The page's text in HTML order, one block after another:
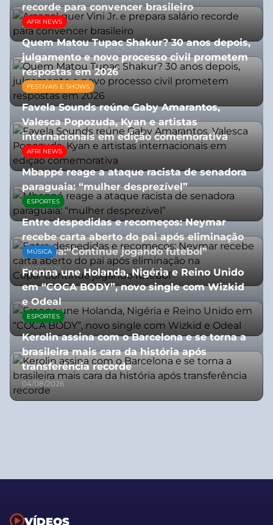
recorde para convencer brasileiro
27/07/2026
AFRI NEWS
Quem Matou Tupac Shakur? 30 anos depois,
julgamento e novo processo civil prometem
respostas em 2026
05/08/2026
FESTIVAIS E SHOWS
Favela Sounds reúne Gaby Amarantos,
Valesca Popozuda, Kyan e artistas
internacionais em edição comemorativa
31/07/2026
AFRI NEWS
Mbappé reage a ataque racista de senadora
paraguaia: “mulher desprezível”
07/07/2026
ESPORTES
Entre despedidas e recomeços: Neymar
recebe carta aberto do pai após eliminação
na Copa:“Continue jogando futebol”
07/07/2026
MÚSICA
Frenna une Holanda, Nigéria e Reino Unido
em “COCA BODY”, novo single com Wizkid
e Odeal
07/07/2026
ESPORTES
Kerolin assina com o Barcelona e se torna a
brasileira mais cara da história após
transferência recorde
04/08/2026
VÍDEOS